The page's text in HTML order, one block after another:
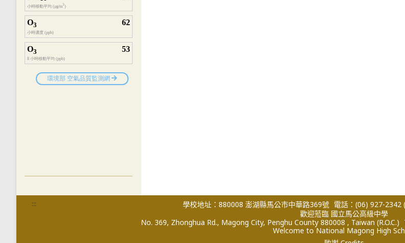
::: 學校地址：880008 澎湖縣馬公市中華路369號 電話：(06) 927-2342
歡迎蒞臨 國立馬公高級中學
No. 369, Zhonghua Rd., Magong City, Penghu County 880008 , Taiwan (R.O.C.)
Welcome to National Magong High